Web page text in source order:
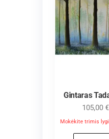
Gintaras
105,00€
Mokėkite trimis